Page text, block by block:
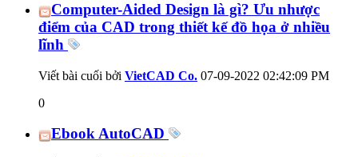
Computer-Aided Design là gì? Ưu nhược
điểm của CAD trong thiết kế đồ họa ở nhiều
lĩnh
Viết bài cuối bởi VietCAD Co. 07-09-2022 02:42:09 PM
0
Ebook AutoCAD